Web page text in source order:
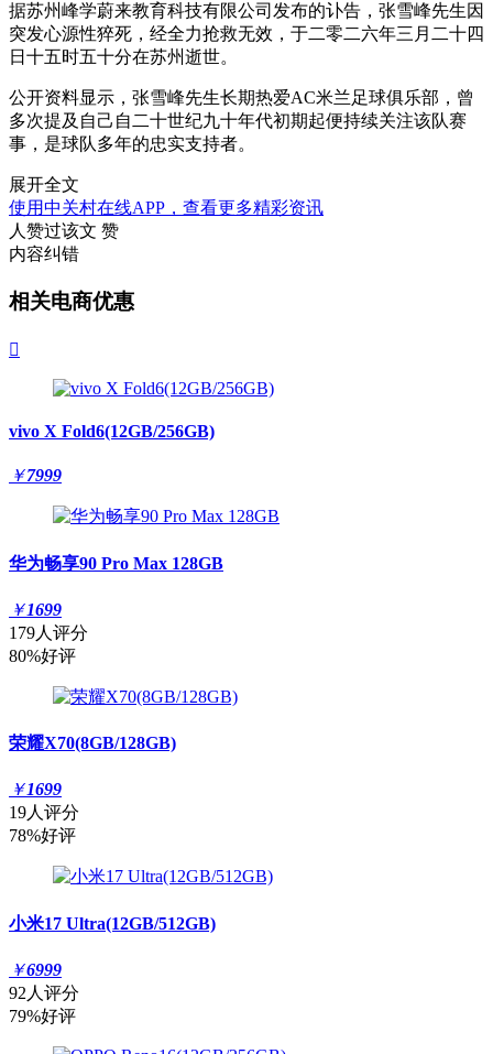
据苏州峰学蔚来教育科技有限公司发布的讣告，张雪峰先生因
突发心源性猝死，经全力抢救无效，于二零二六年三月二十四
日十五时五十分在苏州逝世。
公开资料显示，张雪峰先生长期热爱AC米兰足球俱乐部，曾
多次提及自己自二十世纪九十年代初期起便持续关注该队赛
事，是球队多年的忠实支持者。
展开全文
使用中关村在线APP，查看更多精彩资讯
人赞过该文 赞
内容纠错
相关电商优惠

vivo X Fold6(12GB/256GB)
￥7999
华为畅享90 Pro Max 128GB
￥1699
179人评分
80%好评
荣耀X70(8GB/128GB)
￥1699
19人评分
78%好评
小米17 Ultra(12GB/512GB)
￥6999
92人评分
79%好评